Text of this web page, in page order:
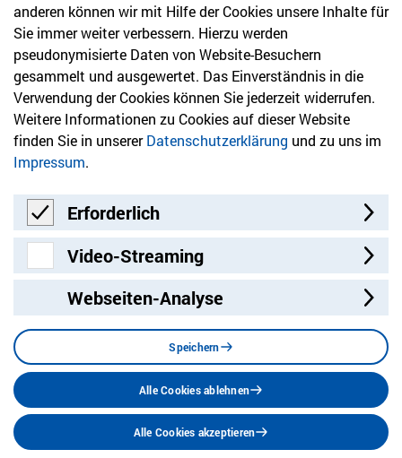
Newsletter
Bleiben Sie mit unserem Newsletter auf dem aktuellsten
Stand mit Themen, die Sie interessieren.
Jetzt anmelden
Besuchen Sie uns auf:
Instagram
Datenschutz Impressum
Barrierefreiheit
Stellenangebote
Sitemap
anderen können wir mit Hilfe der Cookies unsere Inhalte für
Sie immer weiter verbessern. Hierzu werden
pseudonymisierte Daten von Website-Besuchern
gesammelt und ausgewertet. Das Einverständnis in die
Verwendung der Cookies können Sie jederzeit widerrufen.
Weitere Informationen zu Cookies auf dieser Website
finden Sie in unsererDatenschutzerklärung und zu uns im
Impressum.
Erforderlich
Erforderlich
Video-Streaming
Video-Streaming
Webseiten-Analyse
Speichern
Alle Cookies ablehnen
Alle Cookies akzeptieren